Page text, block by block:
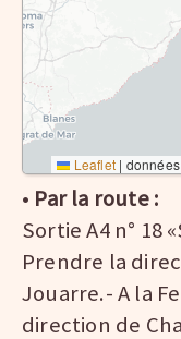
Leaflet |
• Par la route :
Sortie A4 n° 18
Prendre la
Jouarre.- A la
direction de